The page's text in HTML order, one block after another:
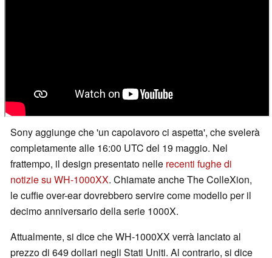
Sony aggiunge che 'un capolavoro ci aspetta', che svelerà
completamente alle 16:00 UTC del 19 maggio. Nel
frattempo, il design presentato nelle recenti fughe di
notizie su WH-1000XX. Chiamate anche The ColleXion,
le cuffie over-ear dovrebbero servire come modello per il
decimo anniversario della serie 1000X.
Attualmente, si dice che WH-1000XX verrà lanciato al
prezzo di 649 dollari negli Stati Uniti. Al contrario, si dice